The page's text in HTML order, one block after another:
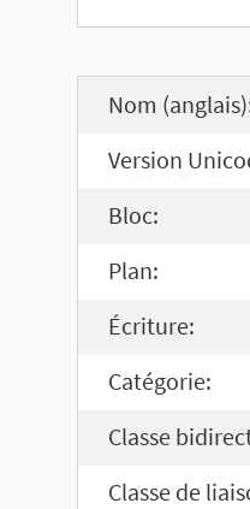
Nom
Version
Bloc:
Plan:
Écriture:
Catégorie:
Classe
Classe de